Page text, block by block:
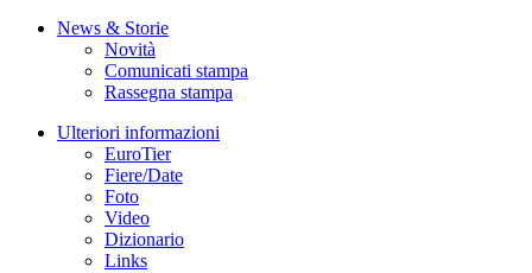
News & Storie
Novità
Comunicati stampa
Rassegna stampa
Ulteriori informazioni
EuroTier
Fiere/Date
Foto
Video
Dizionario
Links